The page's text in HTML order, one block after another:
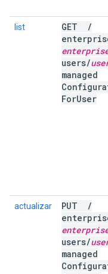
list GET
/
users/
managed
ForUser
actualizar PUT
/
users/
managed